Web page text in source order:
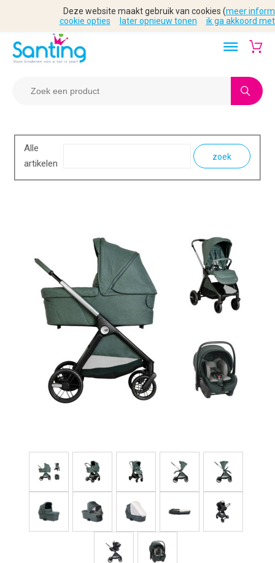
Alle
artikelen
zoek
Deze website maakt gebruik van cookies (meer
cookie opties
later opnieuw tonen ik ga akkoord